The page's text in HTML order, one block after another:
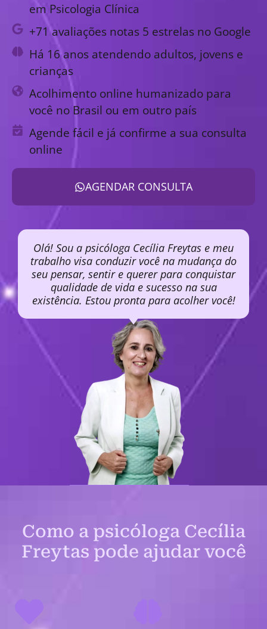
em Psicologia Clínica
+71 avaliações notas 5 estrelas no Google
Há 16 anos atendendo adultos, jovens e
crianças
Acolhimento online humanizado para
você no Brasil ou em outro país
Agende fácil e já confirme a sua consulta
online
AGENDAR CONSULTA
Olá! Sou a psicóloga Cecília Freytas e meu
trabalho visa conduzir você na mudança do
seu pensar, sentir e querer para conquistar
qualidade de vida e sucesso na sua
existência. Estou pronta para acolher você!
Como a psicóloga Cecília
Freytas pode ajudar você